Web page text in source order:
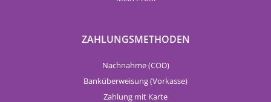
ZAHLUNGSMETHODEN
Nachnahme (COD)
Banküberweisung (Vorkasse)
Zahlung mit Karte